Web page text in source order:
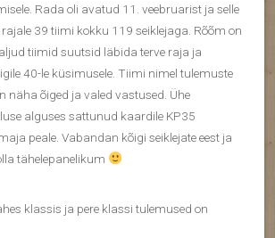
Rada oli avatud 11. veebruarist ja selle
39 tiimi kokku 119 seiklejaga. Rõõm on
tiimid suutsid läbida terve raja ja
40-le küsimusele. Tiimi nimel tulemuste
näha õiged ja valed vastused. Ühe
alguses sattunud kaardile KP35
peale. Vabandan kõigi seiklejate eest ja
tähelepanelikum
klassis ja pere klassi tulemused on